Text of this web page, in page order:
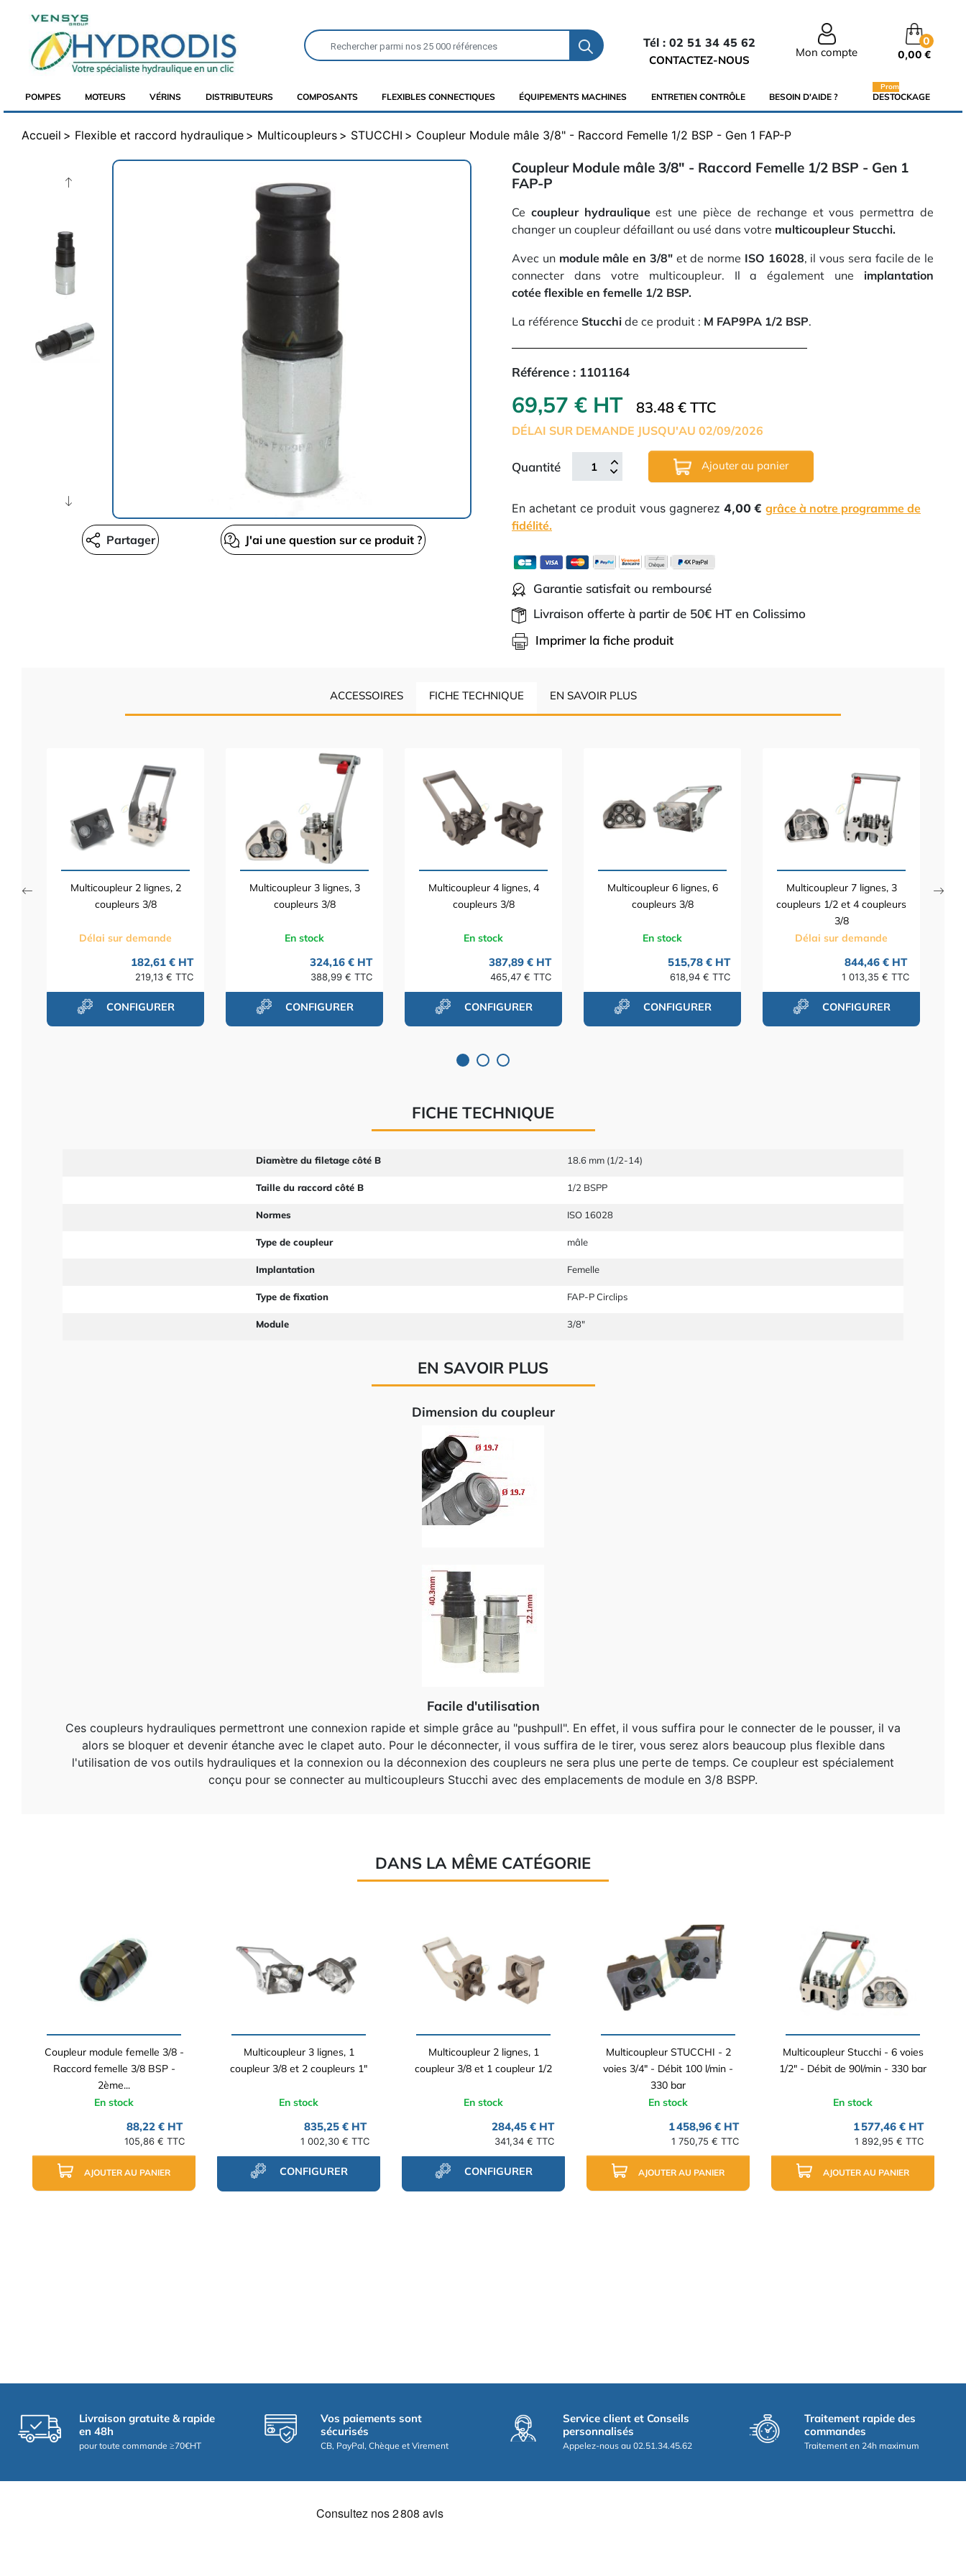
Tél : 02 51 34 45 62
CONTACTEZ-NOUS
Mon compte
0
0,00 €
POMPES MOTEURS VÉRINS DISTRIBUTEURS COMPOSANTS FLEXIBLES CONNECTIQUES ÉQUIPEMENTS MACHINES ENTRETIEN CONTRÔLE BESOIN D'AIDE ? DESTOCKAGE
Promo
Accueil Flexible et raccord hydraulique Multicoupleurs STUCCHI Coupleur Module mâle 3/8" - Raccord Femelle 1/2 BSP - Gen 1 FAP-P
J'ai une question sur ce produit ?
Partager
Coupleur Module mâle 3/8" - Raccord Femelle 1/2 BSP - Gen 1
FAP-P
Ce coupleur hydrauliqueest une pièce de rechange et vous permettra de
changer un coupleur défaillant ou usé dans votre multicoupleur Stucchi.
Avec un module mâle en 3/8"et de norme ISO 16028, il vous sera facile de le
connecter dans votre multicoupleur. Il a également une implantation
cotée flexible en femelle 1/2 BSP.
La référence Stucchi de ce produit : M FAP9PA 1/2 BSP.
Référence : 1101164
69,57 € HT 83.48 € TTC
DÉLAI SUR DEMANDE JUSQU'AU 02/09/2026
Quantité Ajouter au panier
En achetant ce produit vous gagnerez 4,00 € grâce à notre programme de
fidélité.
Garantie satisfait ou remboursé
Livraison offerte à partir de 50€ HT en Colissimo
Imprimer la fiche produit
ACCESSOIRES FICHE TECHNIQUE EN SAVOIR PLUS
Multicoupleur 2 lignes, 2
coupleurs 3/8
Délai sur demande
182,61 € HT
219,13 € TTC
CONFIGURER
Multicoupleur 3 lignes, 3
coupleurs 3/8
En stock
324,16 € HT
388,99 € TTC
CONFIGURER
Multicoupleur 4 lignes, 4
coupleurs 3/8
En stock
387,89 € HT
465,47 € TTC
CONFIGURER
Multicoupleur 6 lignes, 6
coupleurs 3/8
En stock
515,78 € HT
618,94 € TTC
CONFIGURER
Multicoupleur 7 lignes, 3
coupleurs 1/2 et 4 coupleurs
3/8
Délai sur demande
844,46 € HT
1 013,35 € TTC
CONFIGURER
FICHE TECHNIQUE
Diamètre du filetage côté B 18.6 mm (1/2-14)
Taille du raccord côté B 1/2 BSPP
Normes ISO 16028
Type de coupleur mâle
Implantation Femelle
Type de fixation FAP-P Circlips
Module 3/8"
EN SAVOIR PLUS
Dimension du coupleur
Facile d'utilisation
Ces coupleurs hydrauliques permettront une connexion rapide et simple grâce au "pushpull". En effet, il vous suffira pour le connecter de le pousser, il va
alors se bloquer et devenir étanche avec le clapet auto. Pour le déconnecter, il vous suffira de le tirer, vous serez alors beaucoup plus flexible dans
l'utilisation de vos outils hydrauliques et la connexion ou la déconnexion des coupleurs ne sera plus une perte de temps. Ce coupleur est spécialement
conçu pour se connecter au multicoupleurs Stucchi avec des emplacements de module en 3/8 BSPP.
DANS LA MÊME CATÉGORIE
Coupleur module femelle 3/8 -
Raccord femelle 3/8 BSP -
2ème...
En stock
88,22 € HT
105,86 € TTC
AJOUTER AU PANIER
Multicoupleur 3 lignes, 1
coupleur 3/8 et 2 coupleurs 1"
En stock
835,25 € HT
1 002,30 € TTC
CONFIGURER
Multicoupleur 2 lignes, 1
coupleur 3/8 et 1 coupleur 1/2
En stock
284,45 € HT
341,34 € TTC
CONFIGURER
Multicoupleur STUCCHI - 2
voies 3/4" - Débit 100 l/min -
330 bar
En stock
1 458,96 € HT
1 750,75 € TTC
AJOUTER AU PANIER
Multicoupleur Stucchi - 6 voies
1/2" - Débit de 90l/min - 330 bar
En stock
1 577,46 € HT
1 892,95 € TTC
AJOUTER AU PANIER
Livraison gratuite & rapide
en 48h
pour toute commande ≥70€HT
Vos paiements sont
sécurisés
CB, PayPal, Chèque et Virement
Service client et Conseils
personnalisés
Appelez-nous au 02.51.34.45.62
Traitement rapide des
commandes
Traitement en 24h maximum